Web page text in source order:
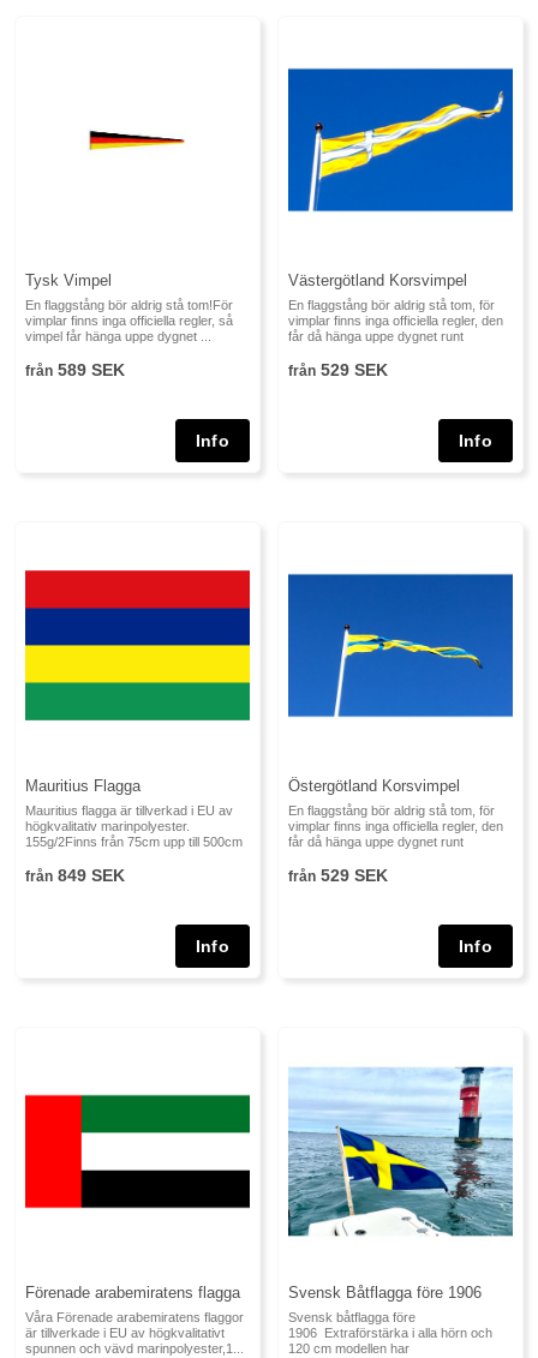
Tysk Vimpel
En flaggstång bör aldrig stå tom!För
vimplar finns inga officiella regler, så
vimpel får hänga uppe dygnet ...
från 589 SEK
Västergötland Korsvimpel
En flaggstång bör aldrig stå tom, för
vimplar finns inga officiella regler, den
får då hänga uppe dygnet runt
från 529 SEK
Mauritius Flagga
Mauritius flagga är tillverkad i EU av
högkvalitativ marinpolyester.
155g/2Finns från 75cm upp till 500cm
från 849 SEK
Östergötland Korsvimpel
En flaggstång bör aldrig stå tom, för
vimplar finns inga officiella regler, den
får då hänga uppe dygnet runt
från 529 SEK
Förenade arabemiratens flagga
Våra Förenade arabemiratens flaggor
är tillverkade i EU av högkvalitativt
spunnen och vävd marinpolyester,1...
Svensk Båtflagga före 1906
Svensk båtflagga före
1906 Extraförstärka i alla hörn och
120 cm modellen har